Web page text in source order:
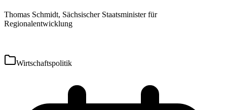
Thomas Schmidt, Sächsischer Staatsminister für
Regionalentwicklung
Wirtschaftspolitik